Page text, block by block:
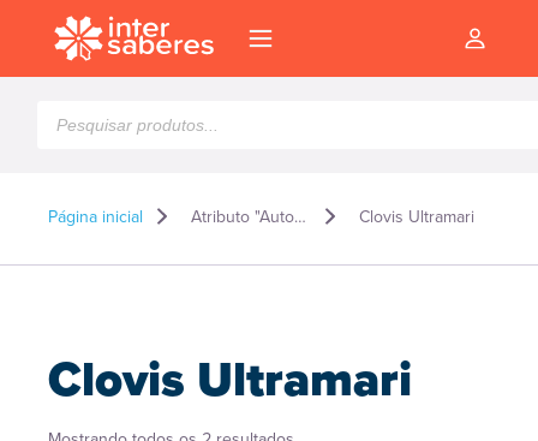
produtos
Página inicial Atributo "Autor" de produto Clovis Ultramari
Clovis Ultramari